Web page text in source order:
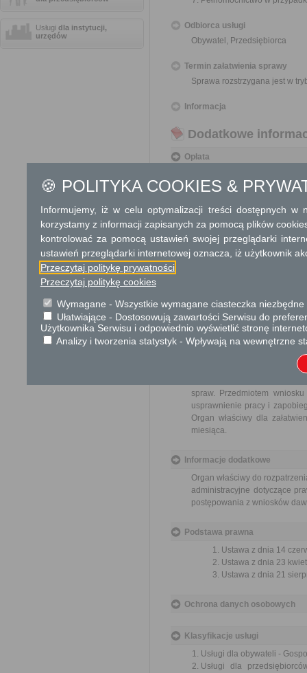
Usługi dla instytucji,
urzędów
Odbiorca usługi
Obywatel, Przedsiębiorca
Termin załatwienia sprawy
Sprawa rozstrzygana jest w
Informacja
Dodatkowe
Opłata
przeznaczenia
wszelkie koszty związane
gruntowej sprzedawanej
wieczystego tej
użytkownikowi nie podlega
Opłata skarbowa w
Tryb odwoławczy
Brak
Przedmiotem skargi może
spraw. Przedmiotem
usprawnienie pracy i
Organ właściwy dla
miesiąca.
Informacje dodatkowe
Organ właściwy do
administracyjne dotyczące
postępowania z wniosków
Podstawa prawna
Ustawa z dnia 14
Ustawa z dnia 23
Ustawa z dnia 21
Ochrona danych osobowych
Klasyfikacje usługi
Usługi dla obywateli -
Usługi dla
🍪 POLITYKA COOKIES &
Informujemy, iż w celu optymalizacji treści dostępnych w
korzystamy z informacji zapisanych za pomocą plików
kontrolować za pomocą ustawień swojej przeglądarki
ustawień przeglądarki internetowej oznacza, iż użytkownik
Przeczytaj politykę prywatności
Przeczytaj politykę cookies
Wymagane - Wszystkie wymagane ciasteczka
Ułatwiające - Dostosowują zawartości Serwisu do
Użytkownika Serwisu i odpowiednio wyświetlić stronę
Analizy i tworzenia statystyk - Wpływają na wewnętrzne